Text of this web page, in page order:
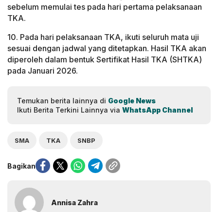
sebelum memulai tes pada hari pertama pelaksanaan
TKA.
10. Pada hari pelaksanaan TKA, ikuti seluruh mata uji
sesuai dengan jadwal yang ditetapkan. Hasil TKA akan
diperoleh dalam bentuk Sertifikat Hasil TKA (SHTKA)
pada Januari 2026.
Temukan berita lainnya di Google News
Ikuti Berita Terkini Lainnya via WhatsApp Channel
SMA TKA SNBP
Bagikan
Annisa Zahra